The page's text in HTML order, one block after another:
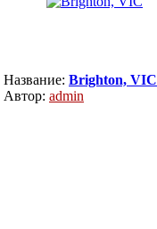
Название: Brighton, VIC
Автор: admin